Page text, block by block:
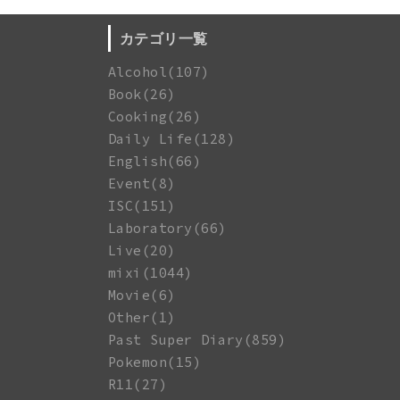
カテゴリ一覧
Alcohol(107)
Book(26)
Cooking(26)
Daily Life(128)
English(66)
Event(8)
ISC(151)
Laboratory(66)
Live(20)
mixi(1044)
Movie(6)
Other(1)
Past Super Diary(859)
Pokemon(15)
R11(27)